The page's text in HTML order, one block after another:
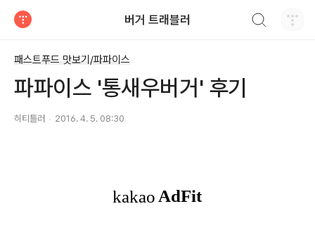
버거 트래블러
패스트푸드 맛보기/파파이스
파파이스 '통새우버거' 후기
히티틀러 2016. 4. 5. 08:30